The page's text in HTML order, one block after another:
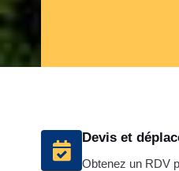
Devis et
Obtenez un RDV